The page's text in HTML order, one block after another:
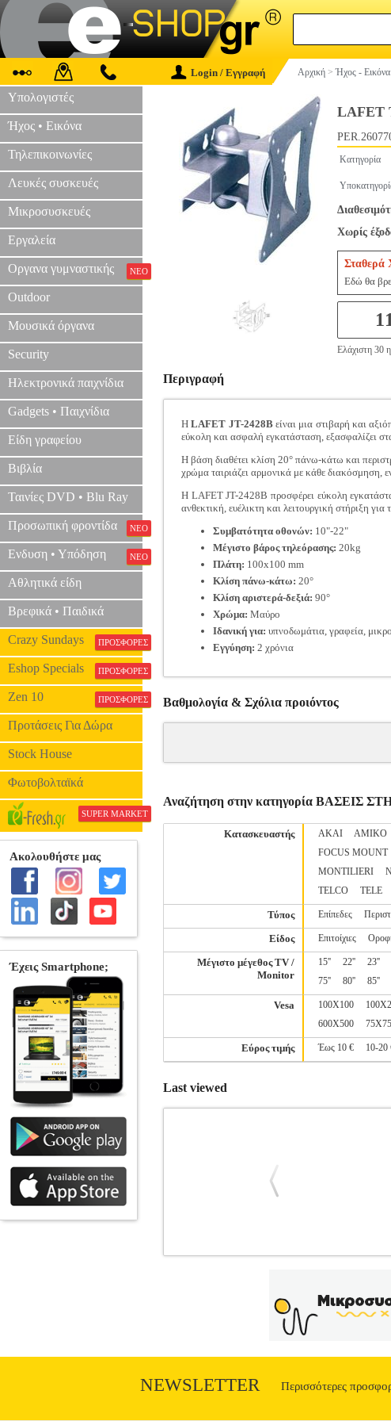
Login / Εγγραφή Αρχική >Ήχος - Εικόνα
Υπολογιστές
Ήχος • Εικόνα
Τηλεπικοινωνίες
Λευκές συσκευές
Μικροσυσκευές
Εργαλεία
Οργανα γυμναστικής ΝΕΟ
Outdoor
Μουσικά όργανα
Security
Ηλεκτρονικά παιχνίδια
Gadgets • Παιχνίδια
Είδη γραφείου
Βιβλία
Ταινίες DVD • Blu Ray
Προσωπική φροντίδα ΝΕΟ
Ενδυση • Υπόδηση ΝΕΟ
Αθλητικά είδη
Βρεφικά • Παιδικά
Crazy Sundays ΠΡΟΣΦΟΡΕΣ
Eshop Specials ΠΡΟΣΦΟΡΕΣ
Zen 10 ΠΡΟΣΦΟΡΕΣ
Προτάσεις Για Δώρα
Stock House
Φωτοβολταϊκά
SUPER MARKET
LAFET
Κατηγορία
Χωρίς
Σταθερά
Εδώ θα
Ελάχιστη 30
Περιγραφή
ΗLAFET JT-2428Bείναι μια στιβαρή και
εύκολη και ασφαλή εγκατάσταση, εξασφαλίζει
Η βάση διαθέτει κλίση 20° πάνω-κάτω και
χρώμα ταιριάζει αρμονικά με κάθε
Η LAFET JT-2428B προσφέρει εύκολη
ανθεκτική, ευέλικτη και λειτουργική στήριξη
Συμβατότητα οθονών: 10"-22"
Μέγιστο βάρος τηλεόρασης: 20kg
Πλάτη: 100x100 mm
Κλίση πάνω-κάτω: 20°
Κλίση αριστερά-δεξιά: 90°
Χρώμα: Μαύρο
Ιδανική για: υπνοδωμάτια, γραφεία,
Εγγύηση: 2 χρόνια
Βαθμολογία & Σχόλια προιόντος
Αναζήτηση στην κατηγορία ΒΑΣΕΙΣ
Κατασκευαστής AKAI AMIKO
FOCUS MOUNT
MONTILIERI
TELCO
TELE
Τύπος Επίπεδες
Είδος Επιτοίχιες
Μέγιστο μέγεθος TV /
Monitor
15'' 22'' 23''
75''
80'' 85''
Vesa 100X100
600X500
75X75
Εύρος τιμής Έως 10 € 10-20
Last viewed
ΣΤΗΡΙΞΗΣ TV •LAFET στην κατηγορία
LCD/LED, ιδανική για οθόνες από 10" έως
άριστη θέαση σε κάθε χώρο, είτε πρόκειται
επιτρέποντας την ακριβή ρύθμιση της
πλάτη 100x100mm εξασφαλίζει
αριστερά-δεξιά: 90° • Χρώμα: Μαύρο •
NEWSLETTER Περισσότερες